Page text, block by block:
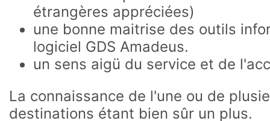
étrangères appréciées)
une bonne maitrise des outils
logiciel GDS Amadeus.
un sens aigü du service et de
La connaissance de l'une ou de
destinations étant bien sûr un plus.